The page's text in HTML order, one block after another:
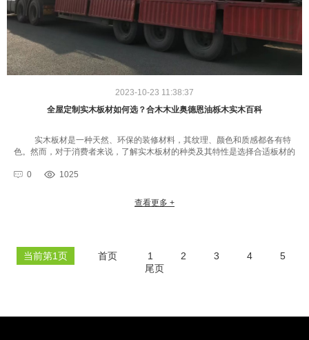
2023-10-23 11:38:37
全屋定制实木板材如何选？合木木业奥德恩油栎木实木百科
实木板材是一种天然、环保的装修材料，其纹理、颜色和质感都各有特
色。然而，对于消费者来说，了解实木板材的种类及其特性是选择合适板材的
0
1025
查看更多 +
当前第1页 首页 1 2 3 4
5
尾页